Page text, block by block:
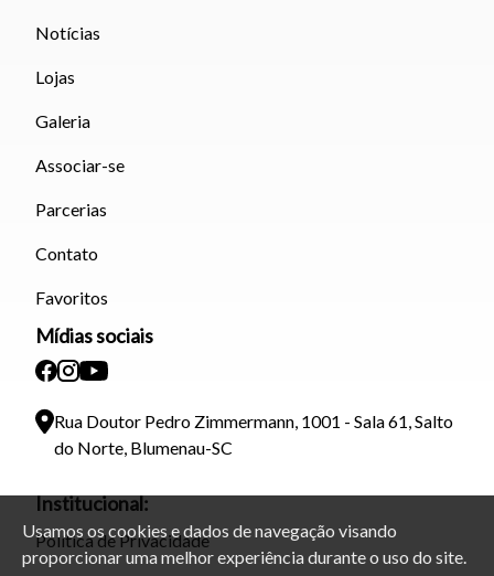
Usamos os cookies e dados de navegação visando
proporcionar uma melhor experiência durante o uso do site.
Notícias
Lojas
Galeria
Associar-se
Parcerias
Contato
Favoritos
Mídias sociais
Rua Doutor Pedro Zimmermann, 1001 - Sala 61, Salto
do Norte, Blumenau-SC
Institucional:
Política de Privacidade